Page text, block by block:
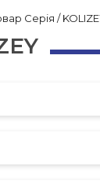
Серія /